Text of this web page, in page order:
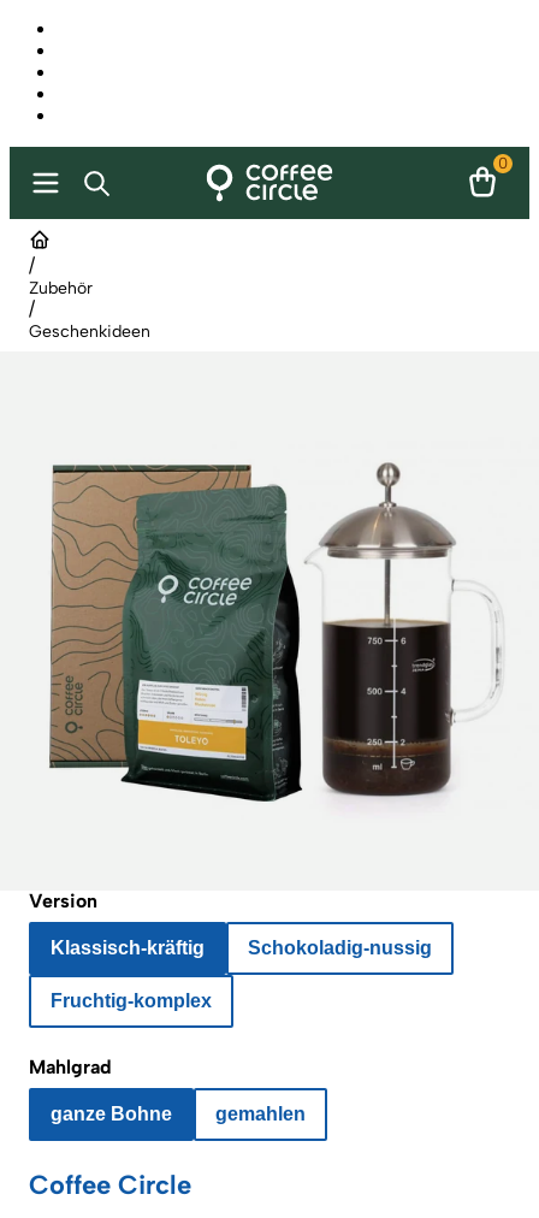
0
/
Zubehör
/
Geschenkideen
Version
Klassisch-kräftig Schokoladig-nussig
Fruchtig-komplex
Mahlgrad
ganze Bohne gemahlen
Coffee Circle